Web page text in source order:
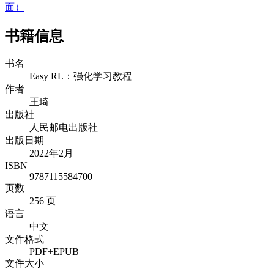
面）
书籍信息
书名
Easy RL：强化学习教程
作者
王琦
出版社
人民邮电出版社
出版日期
2022年2月
ISBN
9787115584700
页数
256 页
语言
中文
文件格式
PDF+EPUB
文件大小